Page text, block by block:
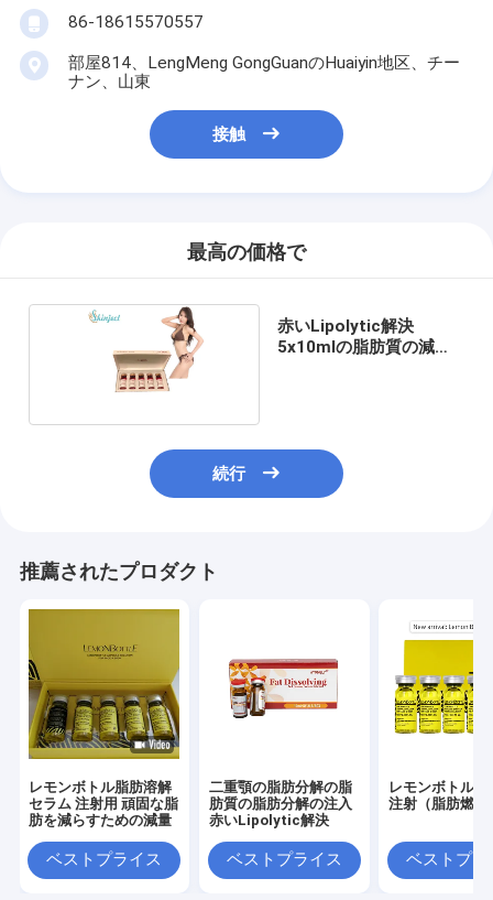
86-18615570557
部屋814、LengMeng GongGuanのHuaiyin地区、チー
ナン、山東
接触
最高の価格で
赤いLipolytic解決
5x10mlの脂肪質の減少
続行
推薦されたプロダクト
レモンボトル脂肪溶解
セラム 注射用 頑固な脂
肪を減らすための減量
ベストプライス
二重顎の脂肪分解の脂
肪質の脂肪分解の注入
赤いLipolytic解決
ベストプライス
レモンボトル脂
注射（脂肪燃焼
ベストプラ